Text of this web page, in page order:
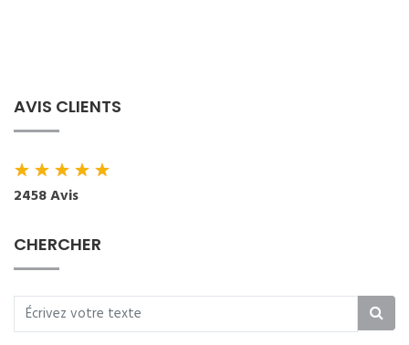
AVIS CLIENTS
★★★★★
2458 Avis
CHERCHER